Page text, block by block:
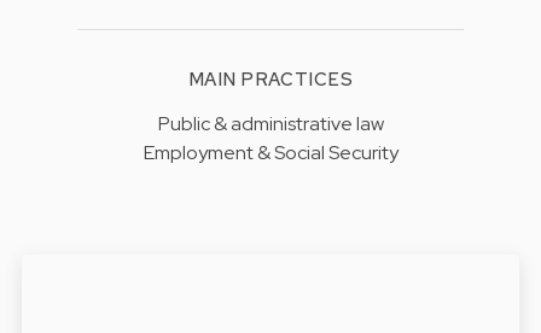
MAIN PRACTICES
Public & administrative law
Employment & Social Security